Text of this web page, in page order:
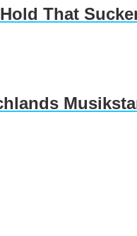
That